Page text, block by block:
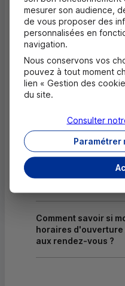
Dépôt valorisé de
Dépôt de chèques
Equipement pour
Quels documents
l'ouverture d'un
Comment savoir si
horaires
aux rendez-vous ?
mesurer son audience,
de vous proposer des
personnalisées en
navigation.
Nous conservons vos
pouvez à tout moment
lien « Gestion des
du site.
Paramétrer
Consulter